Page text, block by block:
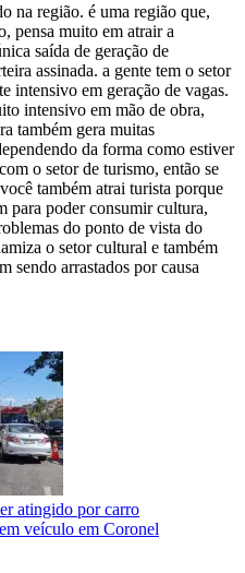
na região. é uma região que,
pensa muito em atrair a
saída de geração de
assinada. a gente tem o setor
intensivo em geração de vagas.
intensivo em mão de obra,
também gera muitas
da forma como estiver
o setor de turismo, então se
também atrai turista porque
para poder consumir cultura,
do ponto de vista do
o setor cultural e também
sendo arrastados por causa
atingido por carro
veículo em Coronel